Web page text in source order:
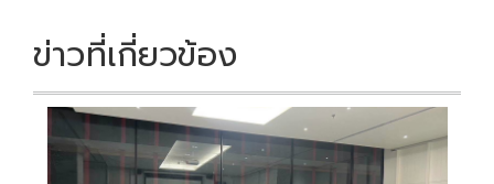
k k
ข่าวที่เกี่ยวข้อง